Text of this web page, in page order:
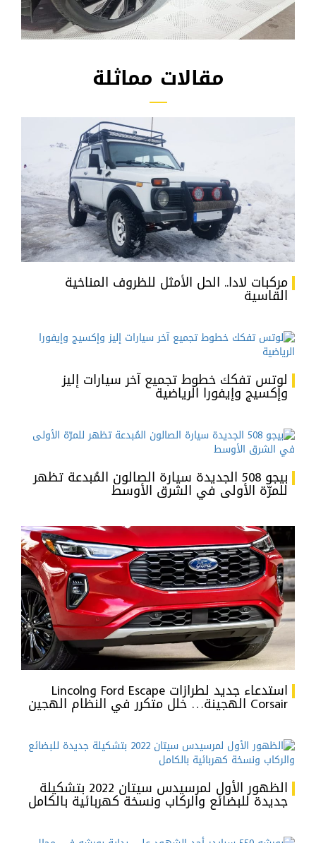
مقالات مماثلة
مركبات لادا.. الحل الأمثل للظروف المناخية
القاسية
لوتس تفكك خطوط تجميع آخر سيارات إليز
وإكسيج وإيفورا الرياضية
بيجو 508 الجديدة سيارة الصالون المُبدعة تظهر
للمرّة الأولى في الشرق الأوسط
استدعاء جديد لطرازات Ford Escape وLincoln
Corsair الهجينة… خلل متكرر في النظام الهجين
الظهور الأول لمرسيدس سيتان 2022 بتشكيلة
جديدة للبضائع والركاب ونسخة كهربائية بالكامل